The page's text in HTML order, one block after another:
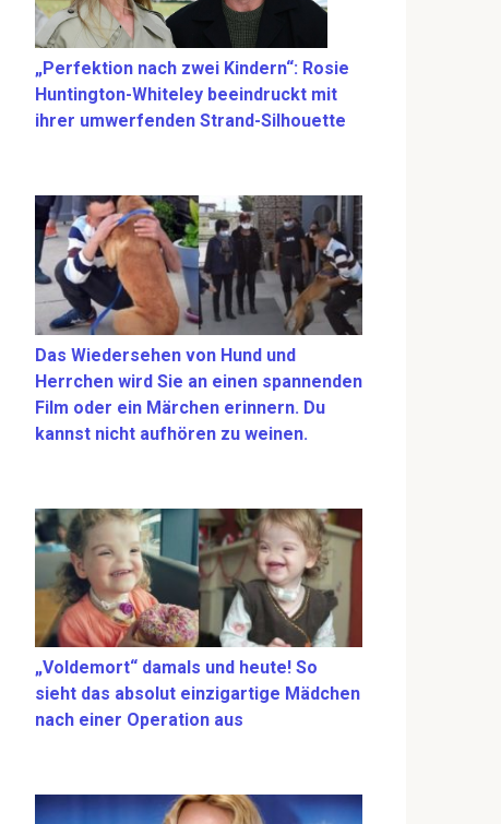
„Perfektion nach zwei Kindern“: Rosie
Huntington-Whiteley beeindruckt mit
ihrer umwerfenden Strand-Silhouette
Das Wiedersehen von Hund und
Herrchen wird Sie an einen spannenden
Film oder ein Märchen erinnern. Du
kannst nicht aufhören zu weinen.
„Voldemort“ damals und heute! So
sieht das absolut einzigartige Mädchen
nach einer Operation aus